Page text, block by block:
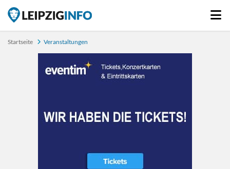
Startseite Veranstaltungen